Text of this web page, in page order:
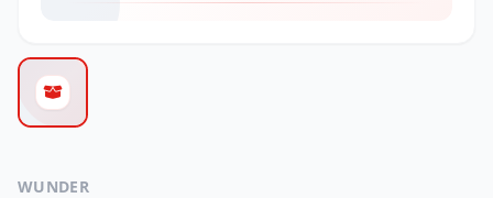
WUNDER